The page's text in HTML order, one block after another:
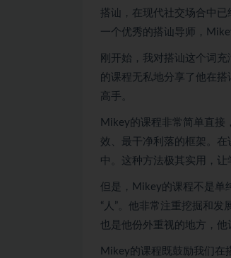
搭讪，在现代社交场合中
一个优秀的搭讪导师，
刚开始，我对搭讪这个词
的课程无私地分享了他在
高手。
Mikey的课程非常简单直接
效、最干净利落的框架。
中。这种方法极其实用，让
但是，Mikey的课程不是单
“人”。他非常注重挖掘和
也是他份外重视的地方，
Mikey的课程既鼓励我们在